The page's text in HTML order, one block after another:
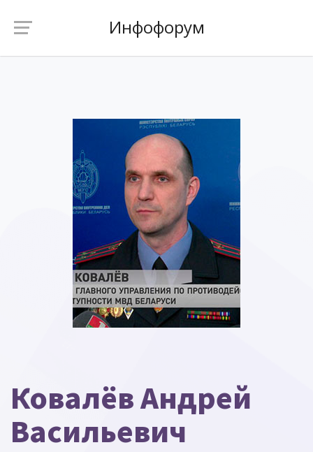
Инфофорум
Ковалёв Андрей
Васильевич